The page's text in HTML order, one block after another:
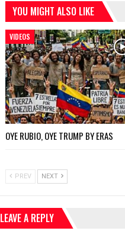
YOU MIGHT ALSO LIKE
VIDEOS
OYE RUBIO, OYE TRUMP BY ERAS
PREV NEXT
LEAVE A REPLY